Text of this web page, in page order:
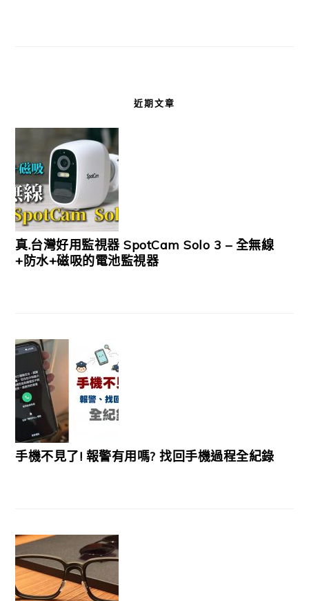
近期文章
真.台灣好用監視器 SpotCam Solo 3 – 全無線
+防水+磁吸的電池監視器
手機不見了! 報警有用嗎? 找回手機過程全紀錄